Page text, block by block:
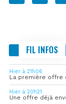
FIL INFOS
Hier à 21h06
Hier à 20h21
Une offre déjà